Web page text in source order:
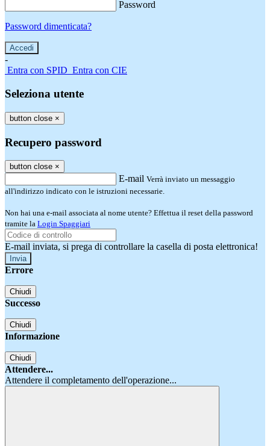
Password
Password dimenticata?
-
Entra con SPID Entra con CIE
Seleziona utente
button close ×
Recupero password
button close ×
E-mail Verrà inviato un messaggio
all'indirizzo indicato con le istruzioni necessarie.
Non hai una e-mail associata al nome utente? Effettua il reset della password
tramite la Login Spaggiari
E-mail inviata, si prega di controllare la casella di posta elettronica!
Errore
Chiudi
Successo
Chiudi
Informazione
Chiudi
Attendere...
Attendere il completamento dell'operazione...